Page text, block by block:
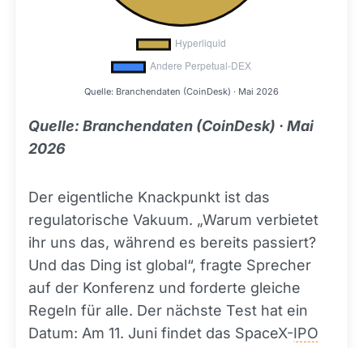
Quelle: Branchendaten (CoinDesk) · Mai 2026
Quelle: Branchendaten (CoinDesk) · Mai
2026
Der eigentliche Knackpunkt ist das
regulatorische Vakuum. „Warum verbietet
ihr uns das, während es bereits passiert?
Und das Ding ist global“, fragte Sprecher
auf der Konferenz und forderte gleiche
Regeln für alle. Der nächste Test hat ein
Datum: Am 11. Juni findet das SpaceX-IPO